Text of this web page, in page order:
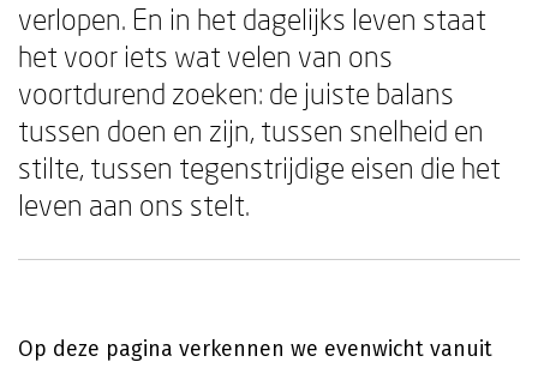
verlopen. En in het dagelijks leven staat
het voor iets wat velen van ons
voortdurend zoeken: de juiste balans
tussen doen en zijn, tussen snelheid en
stilte, tussen tegenstrijdige eisen die het
leven aan ons stelt.
Op deze pagina verkennen we evenwicht vanuit